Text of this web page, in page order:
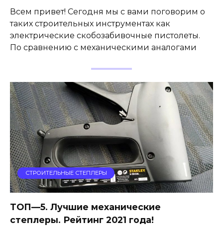
Всем привет! Сегодня мы с вами поговорим о
таких строительных инструментах как
электрические скобозабивочные пистолеты.
По сравнению с механическими аналогами
СТРОИТЕЛЬНЫЕ СТЕПЛЕРЫ
ТОП—5. Лучшие механические
степлеры. Рейтинг 2021 года!